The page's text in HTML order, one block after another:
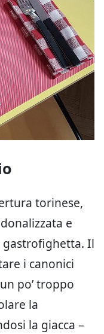
torinese,
e
Il
i canonici
po’ troppo
la
la giacca –